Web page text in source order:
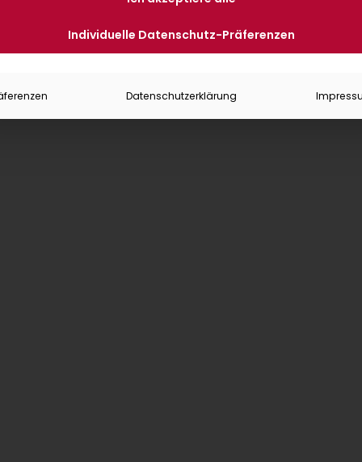
Individuelle Datenschutz-Präferenzen
Datenschutzerklärung